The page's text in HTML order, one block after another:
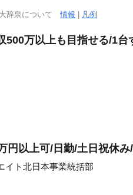
辞泉について情報 凡例
500万以上も目指せる/1台
円以上可/日勤/土日祝休
イト北日本事業統括部